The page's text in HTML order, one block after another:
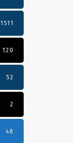
1511
120
52
2
48